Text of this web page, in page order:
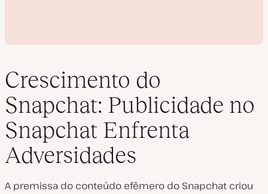
e
p
o
d
z
Crescimento do
Snapchat: Publicidade no
Snapchat Enfrenta
Adversidades
A premissa do conteúdo efêmero do Snapchat criou